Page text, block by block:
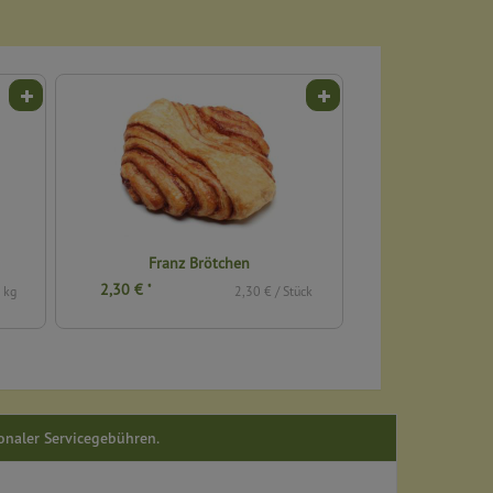
Franz Brötchen
2,30 €
2,30 € / Stück
Servicegebühren.